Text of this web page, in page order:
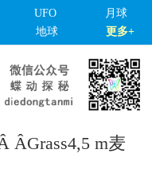
UFO
月球
地球 更多+
ÂGrass4,5 m麦